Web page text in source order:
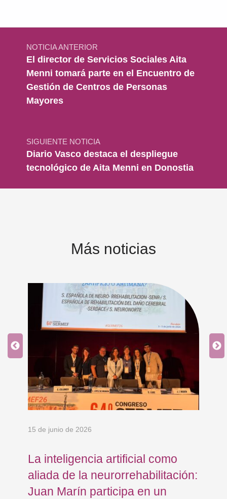
Navegación de entradas
NOTICIA ANTERIOR
El director de Servicios Sociales Aita
Menni tomará parte en el Encuentro de
Gestión de Centros de Personas
Mayores
SIGUIENTE NOTICIA
Diario Vasco destaca el despliegue
tecnológico de Aita Menni en Donostia
Más noticias
15 de junio de 2026
La inteligencia artificial como
aliada de la neurorrehabilitación:
Juan Marín participa en un